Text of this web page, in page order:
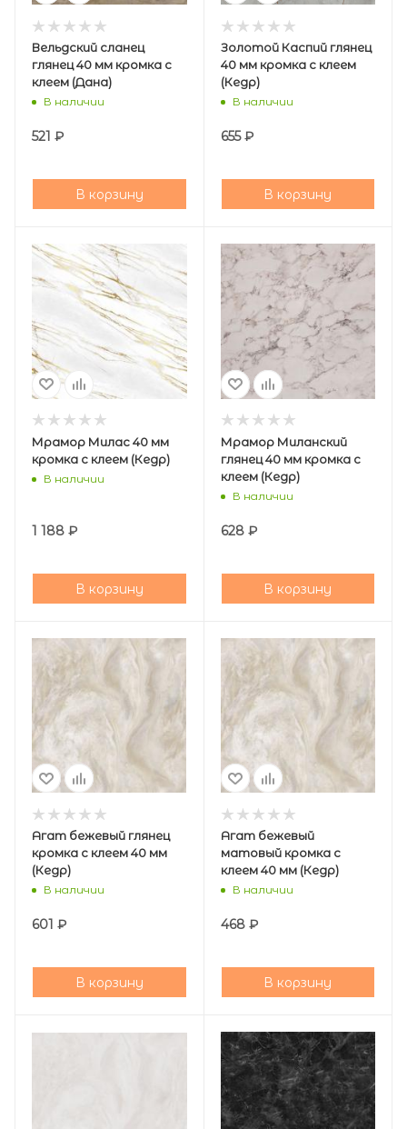
Вельдский сланец
глянец 40 мм кромка с
клеем (Дана)
В наличии
521 ₽
В корзину
Золотой Каспий глянец
40 мм кромка с клеем
(Кедр)
В наличии
655₽
В корзину
Мрамор Милас 40 мм
кромка с клеем (Кедр)
В наличии
1 188 ₽
В корзину
Мрамор Миланский
глянец 40 мм кромка с
клеем (Кедр)
В наличии
628₽
В корзину
Агат бежевый глянец
кромка с клеем 40 мм
(Кедр)
В наличии
601 ₽
В корзину
Агат бежевый
матовый кромка с
клеем 40 мм (Кедр)
В наличии
468₽
В корзину